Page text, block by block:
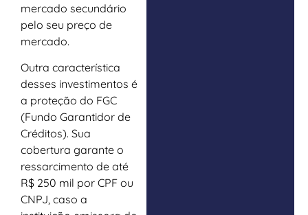
mercado secundário
pelo seu preço de
mercado.
Outra característica
desses investimentos é
a proteção do FGC
(Fundo Garantidor de
Créditos). Sua
cobertura garante o
ressarcimento de até
R$ 250 mil por CPF ou
CNPJ, caso a